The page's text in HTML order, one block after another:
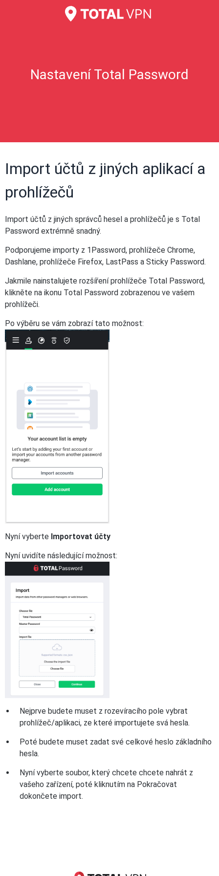
Nastavení Total Password
Import účtů z jiných aplikací a
prohlížečů
Import účtů z jiných správců hesel a prohlížečů je s Total
Password extrémně snadný.
Podporujeme importy z 1Password, prohlížeče Chrome,
Dashlane, prohlížeče Firefox, LastPass a Sticky Password.
Jakmile nainstalujete rozšíření prohlížeče Total Password,
klikněte na ikonu Total Password zobrazenou ve vašem
prohlížeči.
Po výběru se vám zobrazí tato možnost:
Nyní vyberte Importovat účty
Nyní uvidíte následující možnost:
Nejprve budete muset z rozevíracího pole vybrat
prohlížeč/aplikaci, ze které importujete svá hesla.
Poté budete muset zadat své celkové heslo základního
hesla.
Nyní vyberte soubor, který chcete chcete nahrát z
vašeho zařízení, poté kliknutím na Pokračovat
dokončete import.